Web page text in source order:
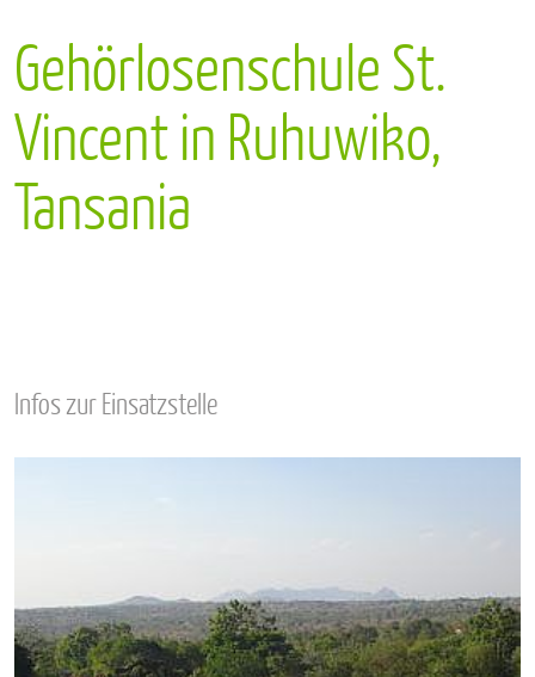
Gehörlosenschule St.
Vincent in Ruhuwiko,
Tansania
Infos zur Einsatzstelle